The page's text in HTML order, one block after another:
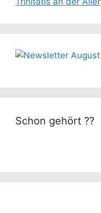
Schon gehört ??